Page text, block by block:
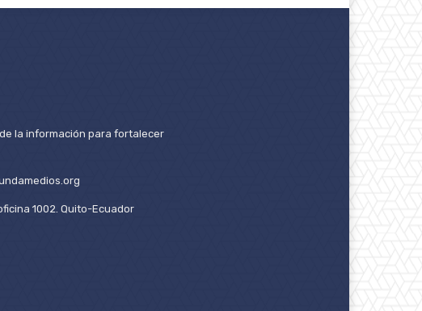
la información para fortalecer
1002. Quito-Ecuador